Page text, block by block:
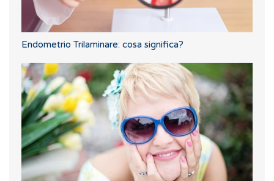
Endometrio Trilaminare: cosa significa?